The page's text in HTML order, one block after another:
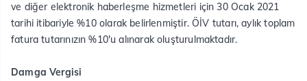
ve diğer elektronik haberleşme hizmetleri için 30 Ocak 2021
tarihi itibariyle %10 olarak belirlenmiştir. ÖİV tutarı, aylık toplam
fatura tutarınızın %10'u alınarak oluşturulmaktadır.
Damga Vergisi